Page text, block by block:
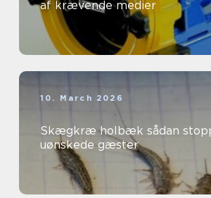
af krævende medier
10. March 2026
Skægkræ holbæk sådan stopper du de
uønskede gæster